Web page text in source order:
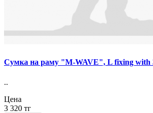
Сумка на раму "M-WAVE", L fixing with
..
Цена
3 320 тг